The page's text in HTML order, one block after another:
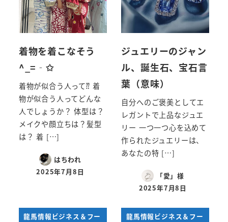
着物を着こなそう
^_=‐✩
着物が似合う人って⁇ 着
物が似合う人ってどんな
人でしょうか？ 体型は？
メイクや顔立ちは？髪型
は？ 着 […]
はちわれ
投稿日
2025年7月8日
ジュエリーのジャン
ル、誕生石、宝石言
葉（意味）
自分へのご褒美としてエ
レガントで上品なジュエ
リー 一つ一つ心を込めて
作られたジュエリーは、
あなたの特 […]
「愛」様
投稿日
2025年7月8日
龍馬情報ビジネス＆フー
龍馬情報ビジネス＆フー